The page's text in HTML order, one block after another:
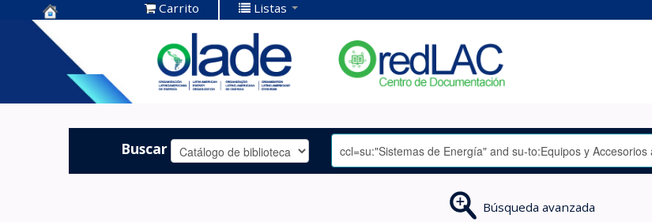
Centro de
Documentación
OLADE -
Carrito Listas
Buscar
Búsqueda avanzada